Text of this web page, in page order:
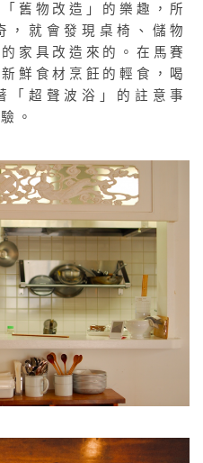
舊物改造」的樂趣，所
，就會發現桌椅、儲物
家具改造來的。在馬賽
鮮食材烹飪的輕食，喝
「超聲波浴」的註意事
。